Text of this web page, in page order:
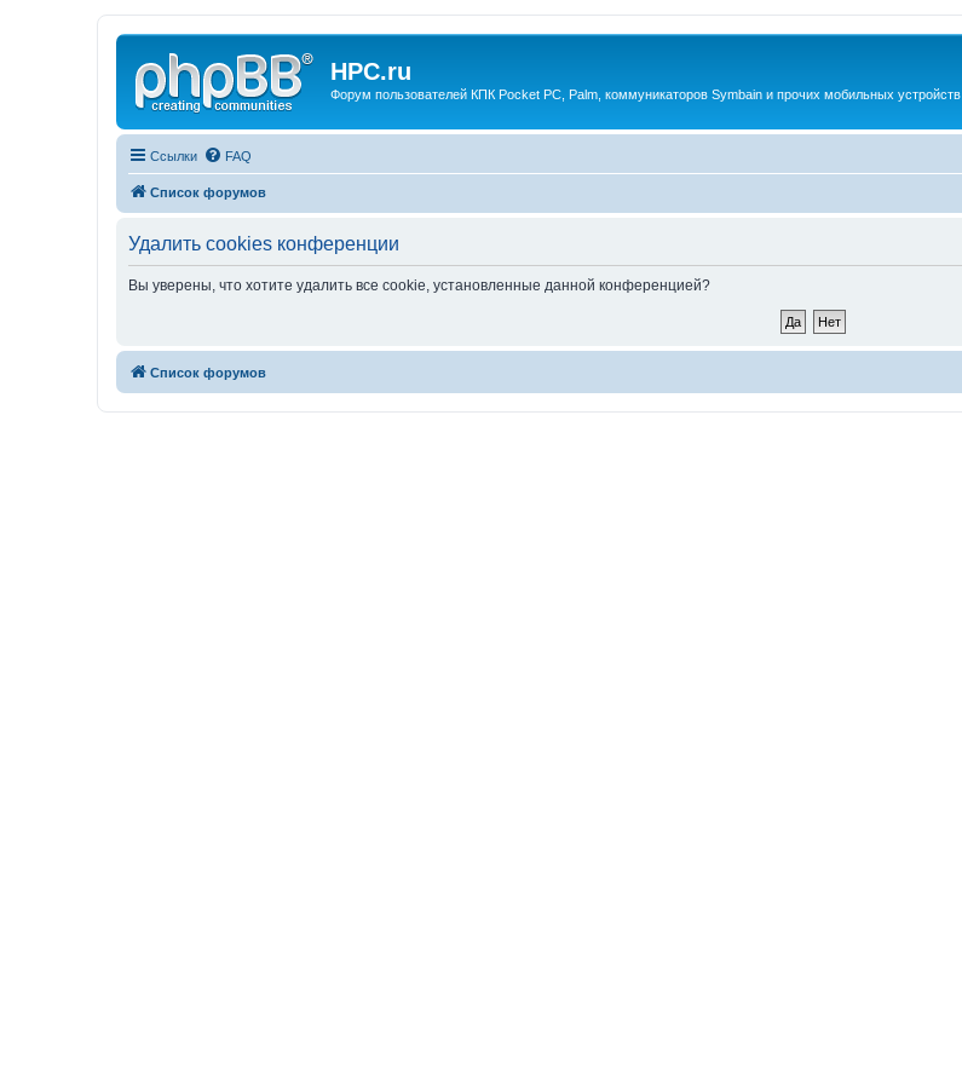
HPC.ru
Форум пользователей КПК Pocket PC, Palm, коммуникаторов Symbain и прочих мобильных устройств
Ссылки FAQ
Список форумов
Удалить cookies конференции
Вы уверены, что хотите удалить все cookie, установленные данной конференцией?
Список форумов